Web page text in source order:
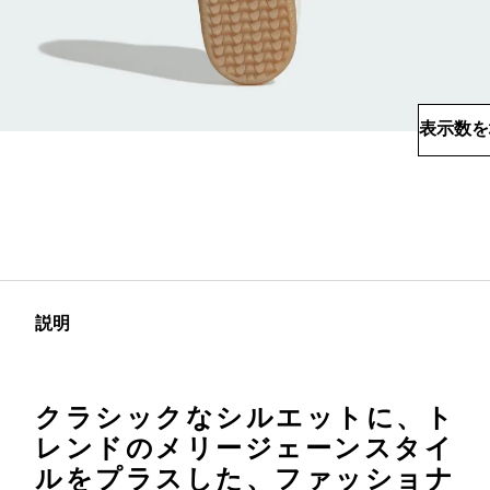
表示数
説明
クラシックなシルエットに、ト
レンドのメリージェーンスタイ
ルをプラスした、ファッショナ